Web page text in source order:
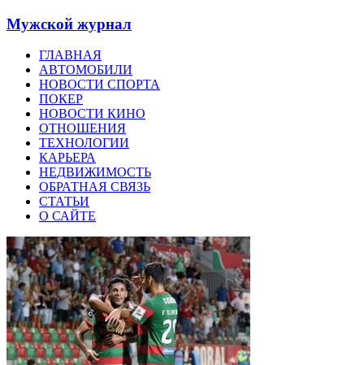
Мужской журнал
ГЛАВНАЯ
АВТОМОБИЛИ
НОВОСТИ СПОРТА
ПОКЕР
НОВОСТИ КИНО
ОТНОШЕНИЯ
ТЕХНОЛОГИИ
КАРЬЕРА
НЕДВИЖИМОСТЬ
ОБРАТНАЯ СВЯЗЬ
СТАТЬИ
О САЙТЕ